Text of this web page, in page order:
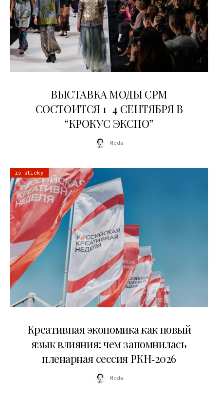
ВЫСТАВКА МОДЫ CPM
СОСТОИТСЯ 1–4 СЕНТЯБРЯ В
“КРОКУС ЭКСПО”
Moda
is sticky
Креативная экономика как новый
язык влияния: чем запомнилась
пленарная сессия РКН‑2026
Moda